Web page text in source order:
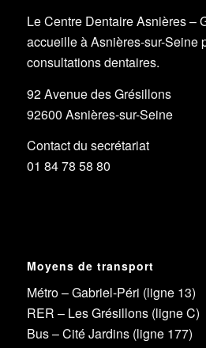
Le Centre Dentaire Asnières –
accueille à Asnières-sur-Seine
consultations dentaires.
92 Avenue des Grésillons
92600 Asnières-sur-Seine
Contact du secrétariat
01 84 78 58 80
Moyens de transport
Métro – Gabriel-Péri (ligne 13)
RER – Les Grésillons (ligne C)
Bus – Cité Jardins (ligne 177)